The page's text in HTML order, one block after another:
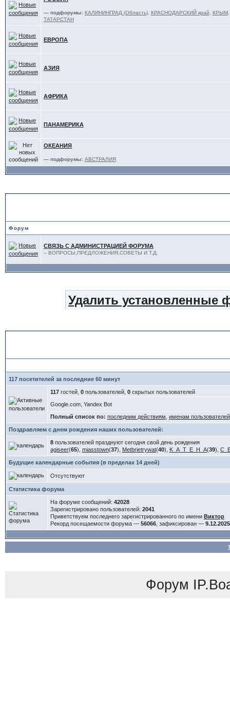
— подфорумы: КАЛИНИНГРАД (Область), КРАСНОДАРСКИЙ край КРЫМ
ТАТАРСТАН
ЕВРОПА
АЗИЯ
АФРИКА
ПАНАМЕРИКА
ОКЕАНИЯ
— подфорумы: АВСТРАЛИЯ
Форум
СВЯЗЬ С АДМИНИСТРАЦИЕЙ ФОРУМА
-- ВОПРОСЫ,ПРЕДЛОЖЕНИЯ,СОВЕТЫ И Т.Д.
Удалить установленные
117 посетителей за последние 60 минут
117гостей, 0пользователей, 0скрытых пользователей
Google.com, Yandex Bot
Полный список по: последним действиям именам пользователей
Поздравляем с днем рождения наших пользователей:
8пользователей празднуют сегодня свой день рождения
agiseer(65), miasstown(37), Metbrietrywat(40), K_A_T_E_H_A(39),
Будущие календарные события (в пределах 14 дней)
Отсутствуют
Статистика форума
На форуме сообщений: 42028
Зарегистрировано пользователей: 2041
Приветствуем последнего зарегистрированного по имени Виктор
Рекорд посещаемости форума — 56066, зафиксирован —
Форум